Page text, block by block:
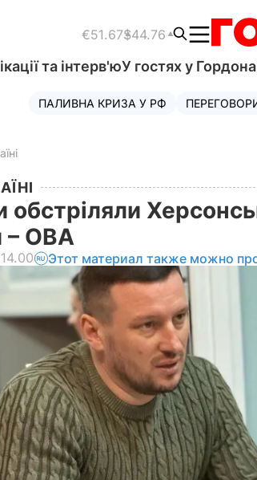
€51.67$44.76
та інтерв'юУ гостях у Гордона
ПАЛИВНА КРИЗА У РФ
обстріляли
– ОВА
Этот материал также можно